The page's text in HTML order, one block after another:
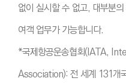
없이 실시할 수 없고, 대부분
여객 업무가 가능합니다.
*국제항공운송협회(IATA,
Association): 전 세계 131개